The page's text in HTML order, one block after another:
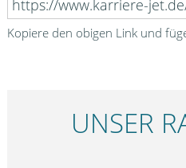
Kopiere den obigen Link und
UNSER